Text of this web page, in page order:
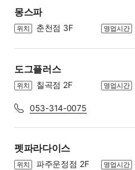
몽스파
위치 춘천점 3F 영업시간
도그플러스
위치 칠곡점 2F 영업시간
053-314-0075
펫파라다이스
위치 파주운정점 2F 영업시간